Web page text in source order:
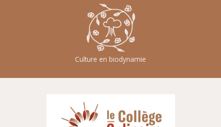
Culture en biodynamie